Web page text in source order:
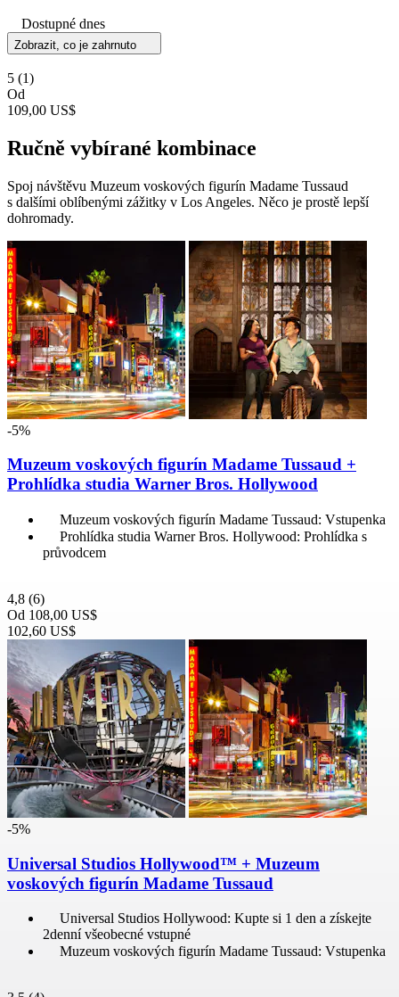
Dostupné dnes
Zobrazit, co je zahrnuto
5 (1)
Od
109,00 US$
Ručně vybírané kombinace
Spoj návštěvu Muzeum voskových figurín Madame Tussaud
s dalšími oblíbenými zážitky v Los Angeles. Něco je prostě lepší
dohromady.
-5%
Muzeum voskových figurín Madame Tussaud +
Prohlídka studia Warner Bros. Hollywood
Muzeum voskových figurín Madame Tussaud: Vstupenka
Prohlídka studia Warner Bros. Hollywood: Prohlídka s
průvodcem
4,8 (6)
Od 108,00 US$
102,60 US$
-5%
Universal Studios Hollywood™ + Muzeum
voskových figurín Madame Tussaud
Universal Studios Hollywood: Kupte si 1 den a získejte
2denní všeobecné vstupné
Muzeum voskových figurín Madame Tussaud: Vstupenka